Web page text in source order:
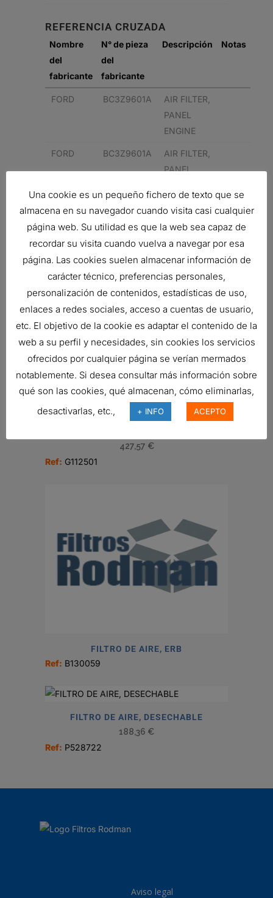
REFERENCIA CRUZADA
Nombre
del
fabricante
N° de pieza
del
fabricante
Descripción Notas
FORD BC3Z9601A
AIR FILTER,
PANEL
ENGINE
FORD BC3Z9601A
AIR FILTER,
PANEL
FORD FC4Z9601A
AIR FILTER,
PANEL
ENGINE
Related products
DURALITE
51,31€
Ref:B085001
427,57 €
Ref: G112501
FILTRO DE AIRE, ERB
Ref: B130059
FILTRO DE AIRE, DESECHABLE
188,36 €
Ref: P528722
Aviso legal
Una cookie es un pequeño fichero de texto que se
almacena en su navegador cuando visita casi cualquier
página web. Su utilidad es que la web sea capaz de
recordar su visita cuando vuelva a navegar por esa
página. Las cookies suelen almacenar información de
carácter técnico, preferencias personales,
personalización de contenidos, estadísticas de uso,
enlaces a redes sociales, acceso a cuentas de usuario,
etc. El objetivo de la cookie es adaptar el contenido de la
web a su perfil y necesidades, sin cookies los servicios
ofrecidos por cualquier página se verían mermados
notablemente. Si desea consultar más información sobre
qué son las cookies, qué almacenan, cómo eliminarlas,
desactivarlas, etc.,
+ INFO ACEPTO